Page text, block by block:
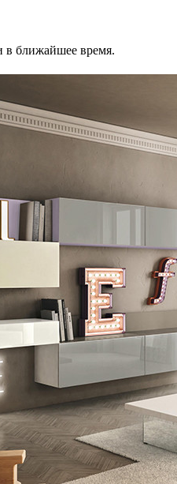
в ближайшее время.